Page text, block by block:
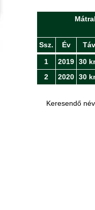
Ssz. Év Táv
1 2019 30
2
2020 30
Keresendő